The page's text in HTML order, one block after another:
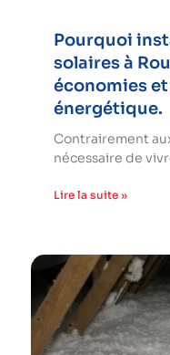
Pourquoi
solaires à
économies
énergétique.
Contrairement
nécessaire de
Lire la suite »